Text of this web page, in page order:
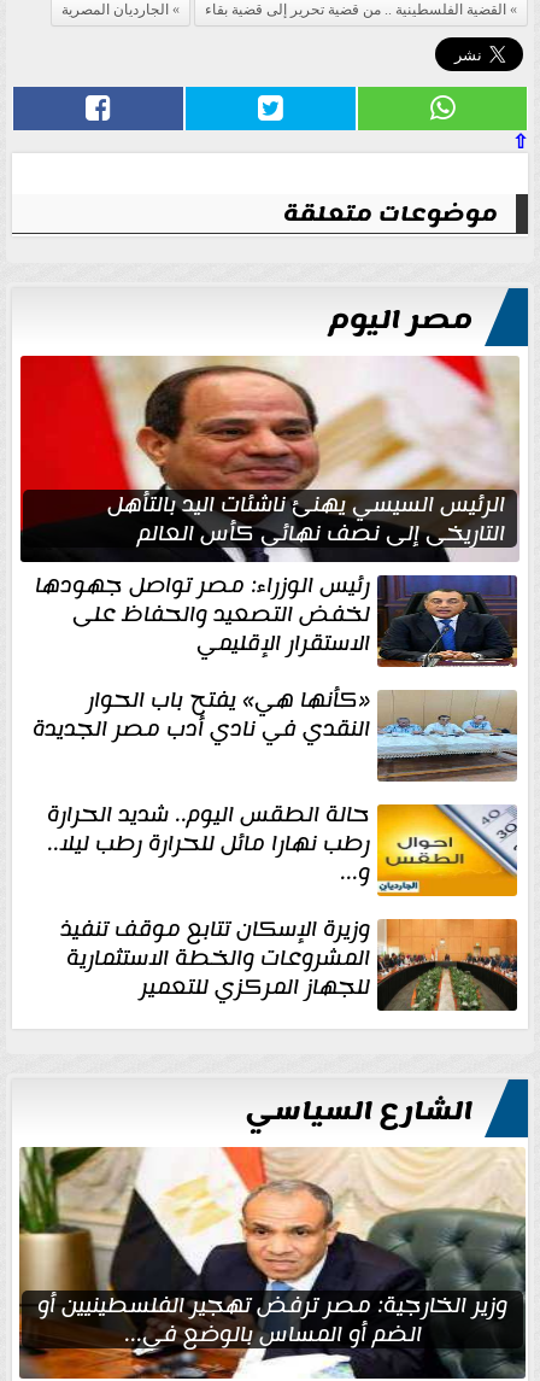
القضية الفلسطينية .. من قضية تحرير إلى قضية بقاء
الجارديان المصرية
⇧
موضوعات متعلقة
مصر اليوم
الرئيس السيسي يهنئ ناشئات اليد بالتأهل
التاريخي إلى نصف نهائي كأس العالم
رئيس الوزراء: مصر تواصل جهودها
لخفض التصعيد والحفاظ على
الاستقرار الإقليمي
«كأنها هي» يفتح باب الحوار
النقدي في نادي أدب مصر الجديدة
حالة الطقس اليوم.. شديد الحرارة
رطب نهارا مائل للحرارة رطب ليلا..
و...
وزيرة الإسكان تتابع موقف تنفيذ
المشروعات والخطة الاستثمارية
للجهاز المركزي للتعمير
الشارع السياسي
وزير الخارجية: مصر ترفض تهجير الفلسطينيين أو
الضم أو المساس بالوضع في...